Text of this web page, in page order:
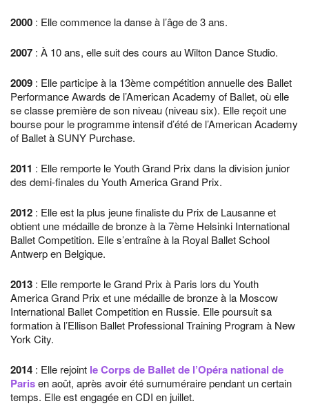
2000 : Elle commence la danse à l’âge de 3 ans.
2007 : À 10 ans, elle suit des cours au Wilton Dance Studio.
2009 : Elle participe à la 13ème compétition annuelle des Ballet
Performance Awards de l’American Academy of Ballet, où elle
se classe première de son niveau (niveau six). Elle reçoit une
bourse pour le programme intensif d’été de l’American Academy
of Ballet à SUNY Purchase.
2011 : Elle remporte le Youth Grand Prix dans la division junior
des demi-finales du Youth America Grand Prix.
2012 : Elle est la plus jeune finaliste du Prix de Lausanne et
obtient une médaille de bronze à la 7ème Helsinki International
Ballet Competition. Elle s’entraîne à la Royal Ballet School
Antwerp en Belgique.
2013 : Elle remporte le Grand Prix à Paris lors du Youth
America Grand Prix et une médaille de bronze à la Moscow
International Ballet Competition en Russie. Elle poursuit sa
formation à l’Ellison Ballet Professional Training Program à New
York City.
2014 : Elle rejoint le Corps de Ballet de l’Opéra national de
Parisen août, après avoir été surnuméraire pendant un certain
temps. Elle est engagée en CDI en juillet.